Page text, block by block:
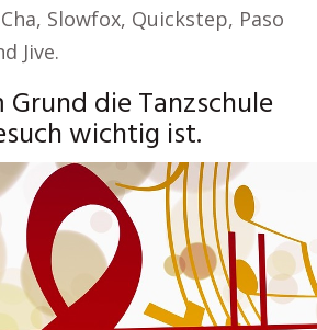
Slowfox, Quickstep, Paso
Jive.
die Tanzschule
wichtig ist.